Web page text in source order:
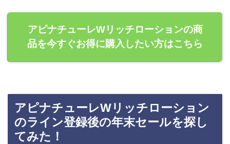
アピナチューレWリッチローションの商
品を今すぐお得に購入したい方はこちら
アピナチューレWリッチローション
のライン登録後の年末セールを探し
てみた！